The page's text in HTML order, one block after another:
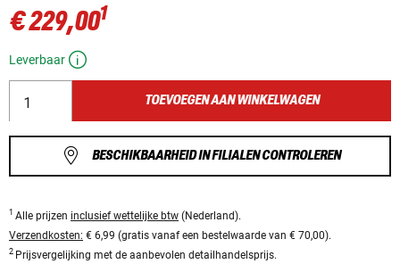
€ 229,001
Leverbaar
TOEVOEGEN AAN WINKELWAGEN
BESCHIKBAARHEID IN FILIALEN CONTROLEREN
1 Alle prijzen inclusief wettelijke btw (Nederland).
Verzendkosten: € 6,99 (gratis vanaf een bestelwaarde van € 70,00).
2 Prijsvergelijking met de aanbevolen detailhandelsprijs.